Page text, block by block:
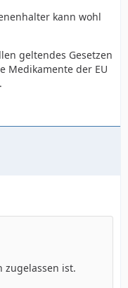
kann wohl
geltendes Gesetzen
Medikamente der EU
zugelassen ist.